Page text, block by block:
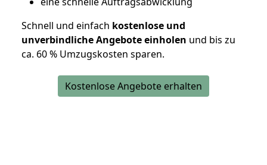
Schnell und einfach kostenlose und
unverbindliche Angebote einholen und bis zu
ca. 60 % Umzugskosten sparen.
Kostenlose Angebote erhalten